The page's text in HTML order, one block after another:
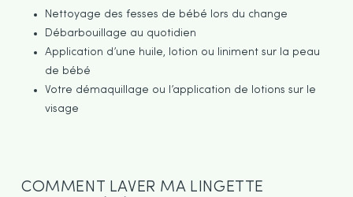
Nettoyage des fesses de bébé lors du change
Débarbouillage au quotidien
Application d’une huile, lotion ou liniment sur la peau
de bébé
Votre démaquillage ou l’application de lotions sur le
visage
COMMENT LAVER MA LINGETTE